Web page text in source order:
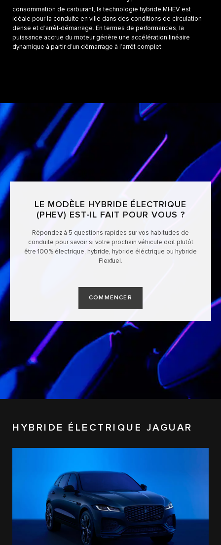
consommation de carburant, la technologie hybride MHEV est
idéale pour la conduite en ville dans des conditions de circulation
dense et d’arrêt-démarrage. En termes de performances, la
puissance accrue du moteur génère une accélération linéaire
dynamique à partir d’un démarrage à l’arrêt complet.
LE MODÈLE HYBRIDE ÉLECTRIQUE
(PHEV) EST-IL FAIT POUR VOUS ?
Répondez à 5 questions rapides sur vos habitudes de
conduite pour savoir si votre prochain véhicule doit plutôt
être 100% électrique, hybride, hybride éléctrique ou hybride
Flexfuel.
COMMENCER
HYBRIDE ÉLECTRIQUE JAGUAR